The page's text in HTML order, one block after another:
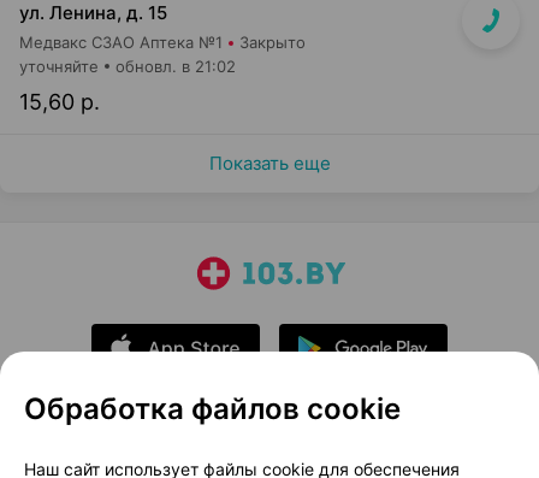
ул. Ленина, д. 15
Медвакс СЗАО Аптека №1 Закрыто
15,60 р.
уточняйте обновл. в 21:02
Показать еще
О проекте
Новости проекта
Обработка файлов cookie
Наш сайт использует файлы cookie для обеспечения